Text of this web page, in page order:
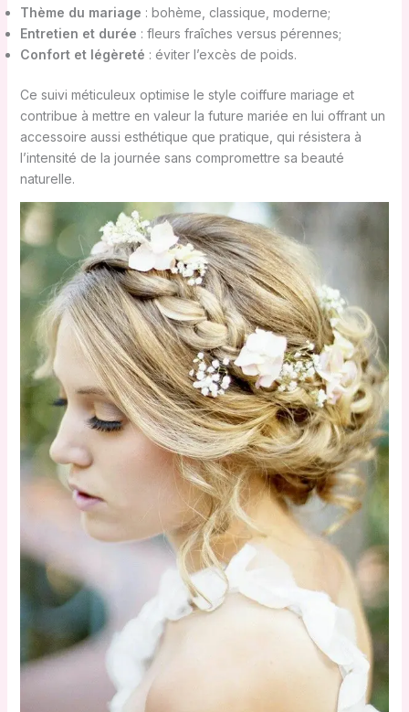
Thème du mariage : bohème, classique, moderne;
Entretien et durée : fleurs fraîches versus pérennes;
Confort et légèreté : éviter l’excès de poids.
Ce suivi méticuleux optimise le style coiffure mariage et
contribue à mettre en valeur la future mariée en lui offrant un
accessoire aussi esthétique que pratique, qui résistera à
l’intensité de la journée sans compromettre sa beauté
naturelle.